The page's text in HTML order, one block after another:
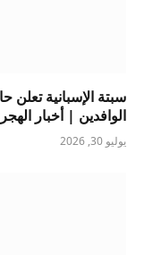
سبتة الإسبانية تعلن
الوافدين | أخبار
يوليو 30, 2026